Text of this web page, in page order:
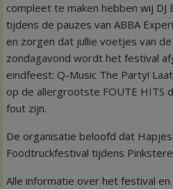
compleet te maken hebben wij DJ
tijdens de pauzes van ABBA
en zorgen dat jullie voetjes van
zondagavond wordt het festival
eindfeest: Q-Music The Party!
op de allergrootste FOUTE HITS
fout zijn.
De organisatie beloofd dat
Foodtruckfestival tijdens
Alle informatie over het festival en